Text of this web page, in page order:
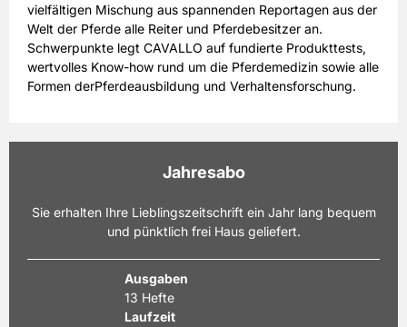
vielfältigen Mischung aus spannenden Reportagen aus der
Welt der Pferde alle Reiter und Pferdebesitzer an.
Schwerpunkte legt CAVALLO auf fundierte Produkttests,
wertvolles Know-how rund um die Pferdemedizin sowie alle
Formen derPferdeausbildung und Verhaltensforschung.
Pferdebesitzer, Züchter und Fahrer. Als Marktführer
erreicht CAVALLO die anspruchsvollen und gut
informierten Meinungsbildner, die sich aktuell und
Berufes informieren wollen. Mit einem Abonnement von
verpassen Sie keine Ausgabe mehr.
Jahresabo
Sie erhalten Ihre Lieblingszeitschrift ein Jahr lang bequem
und pünktlich frei Haus geliefert.
Ausgaben
13 Hefte
Laufzeit